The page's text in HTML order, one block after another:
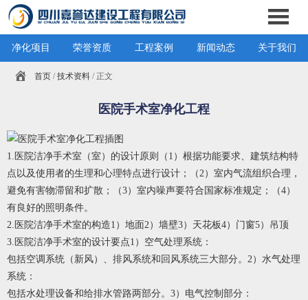
净化项目 荣誉资质 工程案例 新闻动态 关于我们
首页 /技术资料 / 正文
医院手术室净化工程
1.医院洁净手术室（室）的设计原则（1）根据功能要求、建筑结构特
点以及使用者的生理和心理特点进行设计；（2）室内气流组织合理，
避免有害物滞留和扩散；（3）室内噪声要符合国家标准规定；（4）
有良好的照明条件。
2.医院洁净手术室的构造1）地面2）墙壁3）天花板4）门窗5）吊顶
3.医院洁净手术室的设计要点1）空气处理系统：
包括空调系统（新风）、排风系统和回风系统三大部分。2）水气处理
系统：
包括水处理设备和给排水管路两部分。3）电气控制部分：